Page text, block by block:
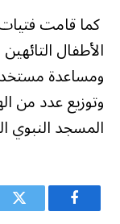
ومساعدة
وتوزيع عدد من
المسجد النبوي
فيسبوك